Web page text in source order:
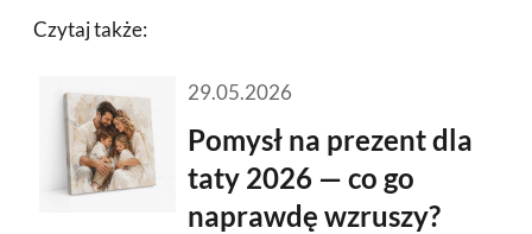
Czytaj także:
29.05.2026
Pomysł na prezent dla
taty 2026 — co go
naprawdę wzruszy?